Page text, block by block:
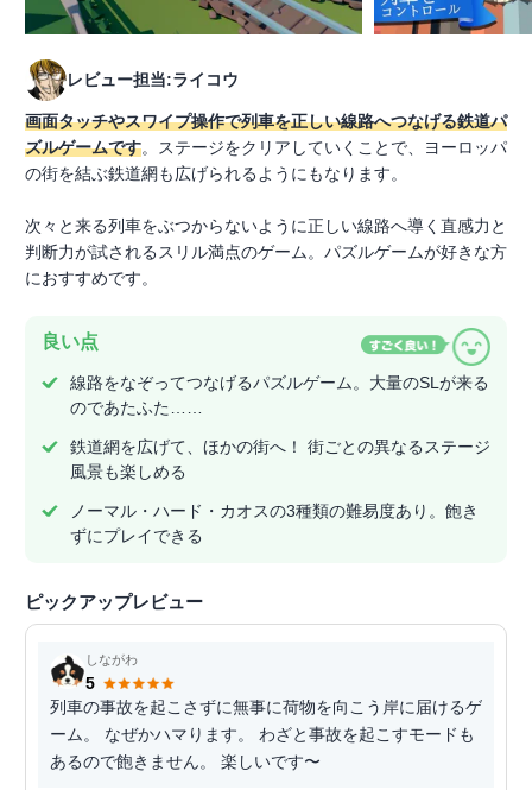
レビュー担当:ライコウ
画面タッチやスワイプ操作で列車を正しい線路へつなげる鉄道パ
ズルゲームです。ステージをクリアしていくことで、ヨーロッパ
の街を結ぶ鉄道網も広げられるようにもなります。
次々と来る列車をぶつからないように正しい線路へ導く直感力と
判断力が試されるスリル満点のゲーム。パズルゲームが好きな方
におすすめです。
良い点
線路をなぞってつなげるパズルゲーム。大量のSLが来る
のであたふた……
鉄道網を広げて、ほかの街へ！ 街ごとの異なるステージ
風景も楽しめる
ノーマル・ハード・カオスの3種類の難易度あり。飽き
ずにプレイできる
ピックアップレビュー
しながわ
5
列車の事故を起こさずに無事に荷物を向こう岸に届けるゲ
ーム。 なぜかハマります。 わざと事故を起こすモードも
あるので飽きません。 楽しいです〜